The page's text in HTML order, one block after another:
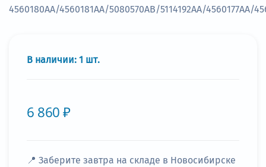
4560180AA/4560181AA/5080570AB/5114192AA/4560177AA/
В наличии: 1 шт.
6 860 ₽
📍 Заберите завтра на складе в Новосибирске